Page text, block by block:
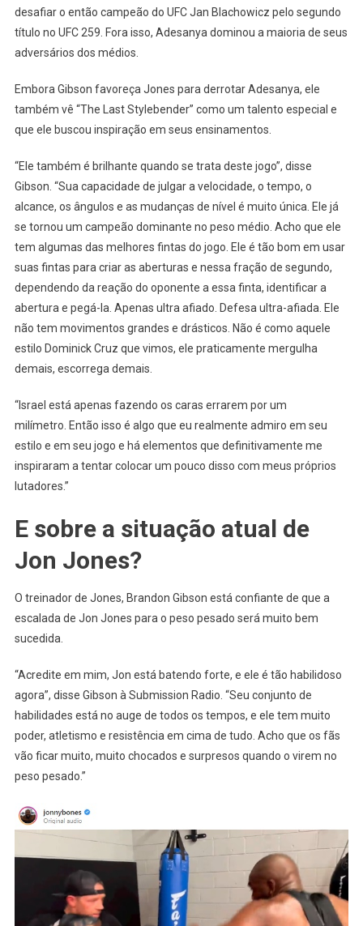
desafiar o então campeão do UFC Jan Blachowicz pelo segundo
título no UFC 259. Fora isso, Adesanya dominou a maioria de seus
adversários dos médios.
Embora Gibson favoreça Jones para derrotar Adesanya, ele
também vê “The Last Stylebender” como um talento especial e
que ele buscou inspiração em seus ensinamentos.
“Ele também é brilhante quando se trata deste jogo”, disse
Gibson. “Sua capacidade de julgar a velocidade, o tempo, o
alcance, os ângulos e as mudanças de nível é muito única. Ele já
se tornou um campeão dominante no peso médio. Acho que ele
tem algumas das melhores fintas do jogo. Ele é tão bom em usar
suas fintas para criar as aberturas e nessa fração de segundo,
dependendo da reação do oponente a essa finta, identificar a
abertura e pegá-la. Apenas ultra afiado. Defesa ultra-afiada. Ele
não tem movimentos grandes e drásticos. Não é como aquele
estilo Dominick Cruz que vimos, ele praticamente mergulha
demais, escorrega demais.
“Israel está apenas fazendo os caras errarem por um
milímetro. Então isso é algo que eu realmente admiro em seu
estilo e em seu jogo e há elementos que definitivamente me
inspiraram a tentar colocar um pouco disso com meus próprios
lutadores.”
E sobre a situação atual de
Jon Jones?
O treinador de Jones, Brandon Gibson está confiante de que a
escalada de Jon Jones para o peso pesado será muito bem
sucedida.
“Acredite em mim, Jon está batendo forte, e ele é tão habilidoso
agora”, disse Gibson à Submission Radio. “Seu conjunto de
habilidades está no auge de todos os tempos, e ele tem muito
poder, atletismo e resistência em cima de tudo. Acho que os fãs
vão ficar muito, muito chocados e surpresos quando o virem no
peso pesado.”